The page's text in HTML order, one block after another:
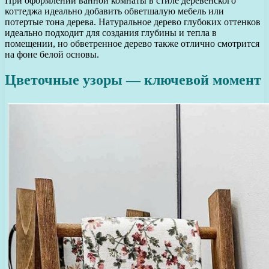
коттеджа идеально добавить обветшалую мебель или
потертые тона дерева. Натуральное дерево глубоких оттенков
идеально подходит для создания глубины и тепла в
помещении, но обветренное дерево также отлично смотрится
на фоне белой основы.
Цветочные узоры — ключевой момент